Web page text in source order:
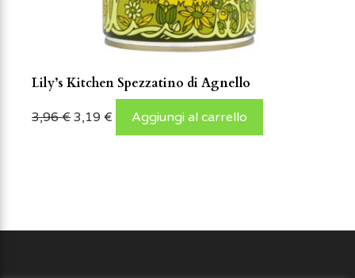
Lily’s Kitchen Spezzatino di Agnello
3,96€ 3,19 € Aggiungi al carrello